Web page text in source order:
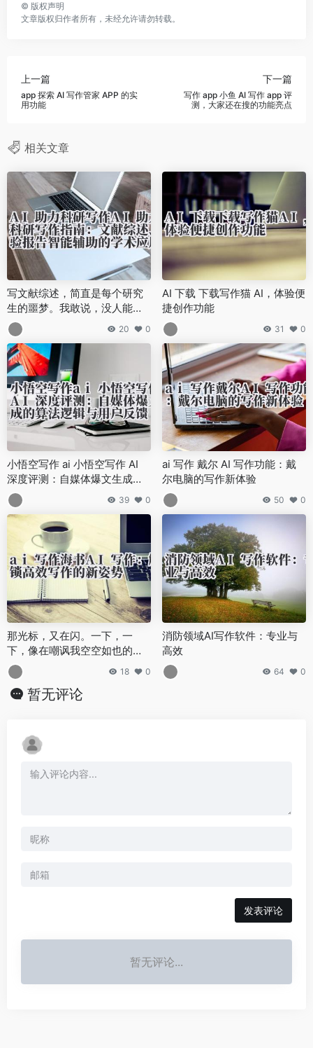
© 版权声明
文章版权归作者所有，未经允许请勿转载。
上一篇
app 探索 AI 写作管家 APP 的实
用功能
下一篇
写作 app 小鱼 AI 写作 app 评
测，大家还在搜的功能亮点
相关文章
写文献综述，简直是每个研究
生的噩梦。我敢说，没人能反
驳。
20 0
AI 下载 下载写作猫 AI，体验便
捷创作功能
31 0
小悟空写作 ai 小悟空写作 AI
深度评测：自媒体爆文生成的
算法逻辑与用户反馈
39 0
ai 写作 戴尔 AI 写作功能：戴
尔电脑的写作新体验
50 0
那光标，又在闪。一下，一
下，像在嘲讽我空空如也的脑
袋。
18 0
消防领域AI写作软件：专业与
高效
64 0
暂无评论
发表评论
暂无评论...